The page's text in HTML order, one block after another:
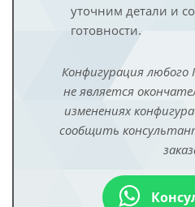
уточним детали и
готовности.
Конфигурация
не является
изменениях
сообщить